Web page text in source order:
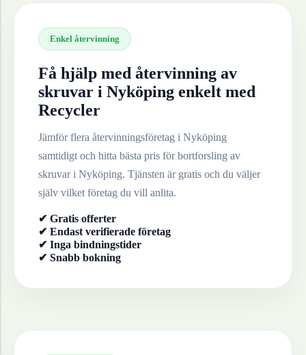
Enkel återvinning
Få hjälp med återvinning av
skruvar i Nyköping enkelt med
Recycler
Jämför flera återvinningsföretag i Nyköping
samtidigt och hitta bästa pris för bortforsling av
skruvari Nyköping. Tjänsten är gratis och du väljer
själv vilket företag du vill anlita.
✔ Gratis offerter
✔ Endast verifierade företag
✔ Inga bindningstider
✔ Snabb bokning